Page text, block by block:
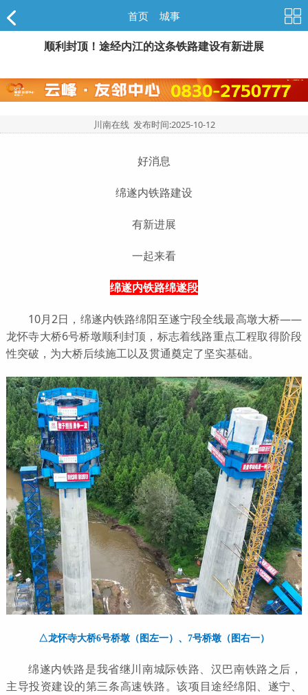
首页 城事
顺利封顶！途经内江的这条铁路建设有新进展
川南在线 发布时间:2025-10-12
好消息
绵遂内铁路建设
有新进展
一起来看
绵遂内铁路绵遂段
10月2日，绵遂内铁路绵阳至遂宁段全线最高墩大桥——
龙怀寺大桥6号桥墩顺利封顶，标志着线路重点工程取得阶段
性突破，为大桥后续施工以及贯通奠定了坚实基础。
△龙怀寺大桥6号桥墩（图左一）、7号桥墩（图右一）
绵遂内铁路是我省继川南城际铁路、汉巴南铁路之后，
主导投资建设的第三条高速铁路。该项目途经绵阳、遂宁、